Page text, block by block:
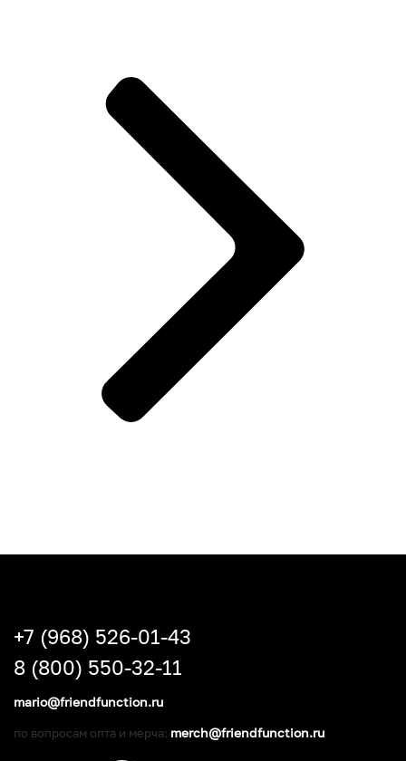
+7 (968) 526-01-43
8 (800) 550-32-11
mario@friendfunction.ru
по вопросам опта и мерча: merch@friendfunction.ru